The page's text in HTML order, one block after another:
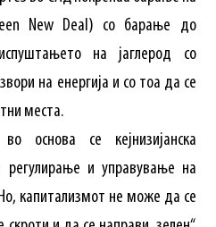
New Deal) со барање до
на јаглерод со
на енергија и со тоа да се
места.
основа се кејнизијанска
регулирање и управување на
капитализмот не може да се